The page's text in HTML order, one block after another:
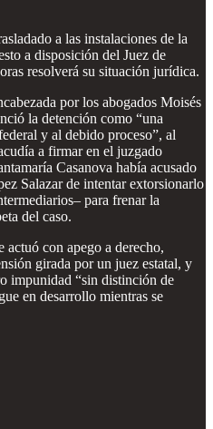
a las instalaciones de la
a disposición del Juez de
resolverá su situación jurídica.
por los abogados Moisés
la detención como “una
y al debido proceso”, al
a firmar en el juzgado
Casanova había acusado
Salazar de intentar extorsionarlo
para frenar la
del caso.
con apego a derecho,
girada por un juez estatal, y
impunidad “sin distinción de
en desarrollo mientras se